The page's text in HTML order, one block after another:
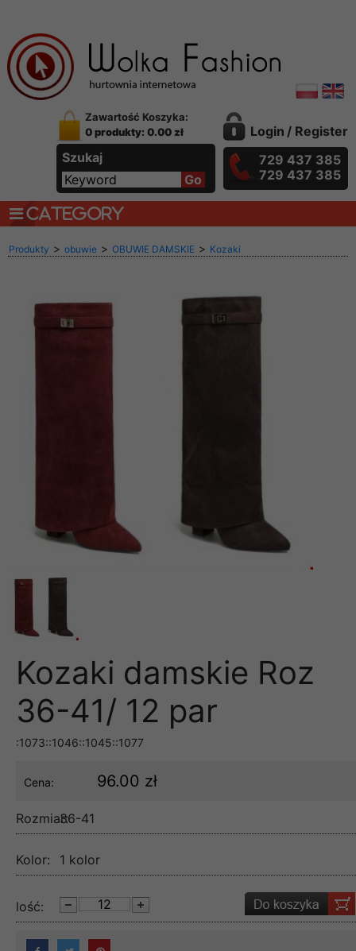
Zawartość Koszyka:
0 produkty: 0.00 zł
Szukaj
Login / Register
729 437 385
729 437 385
CATEGORY
Produkty > obuwie > OBUWIE DAMSKIE > Kozaki
Kozaki damskie Roz
36-41/ 12 par
:1073::1046::1045::1077
Cena: 96.00 zł
Rozmiar:36-41
Kolor: 1 kolor
lość: